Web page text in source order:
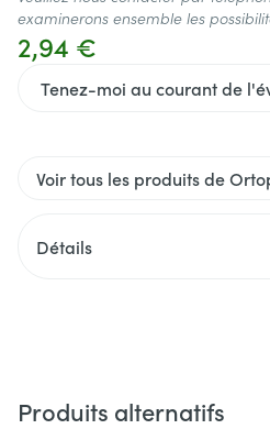
2,94 €
Tenez-moi au courant de
examinerons ensemble les
Voir tous les produits de
Détails
Marques Ortopad
Produits alternatifs